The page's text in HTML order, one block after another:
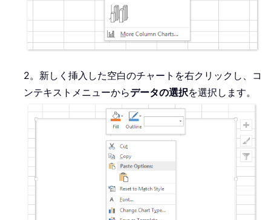
2。新しく挿入した空白のチャートを右クリックし、コ
ンテキストメニューからデータの選択を選択します。